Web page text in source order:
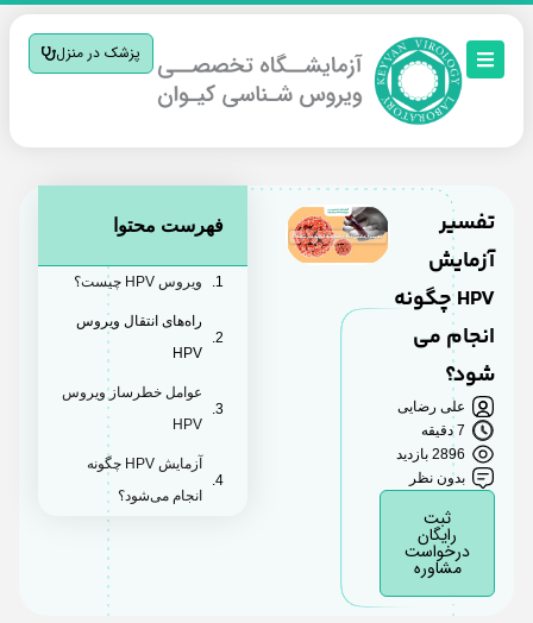
پزشک در منزل
تفسیر
آزمایش
HPV چگونه
انجام می
شود؟
علی رضایی
7 دقیقه
2896 بازدید
بدون نظر
رایگان
درخواست
مشاوره
فهرست محتوا
ویروس HPV چیست؟
راه‌های انتقال ویروس
عوامل خطرساز ویروس
آزمایش HPV چگونه
انجام می‌شود؟